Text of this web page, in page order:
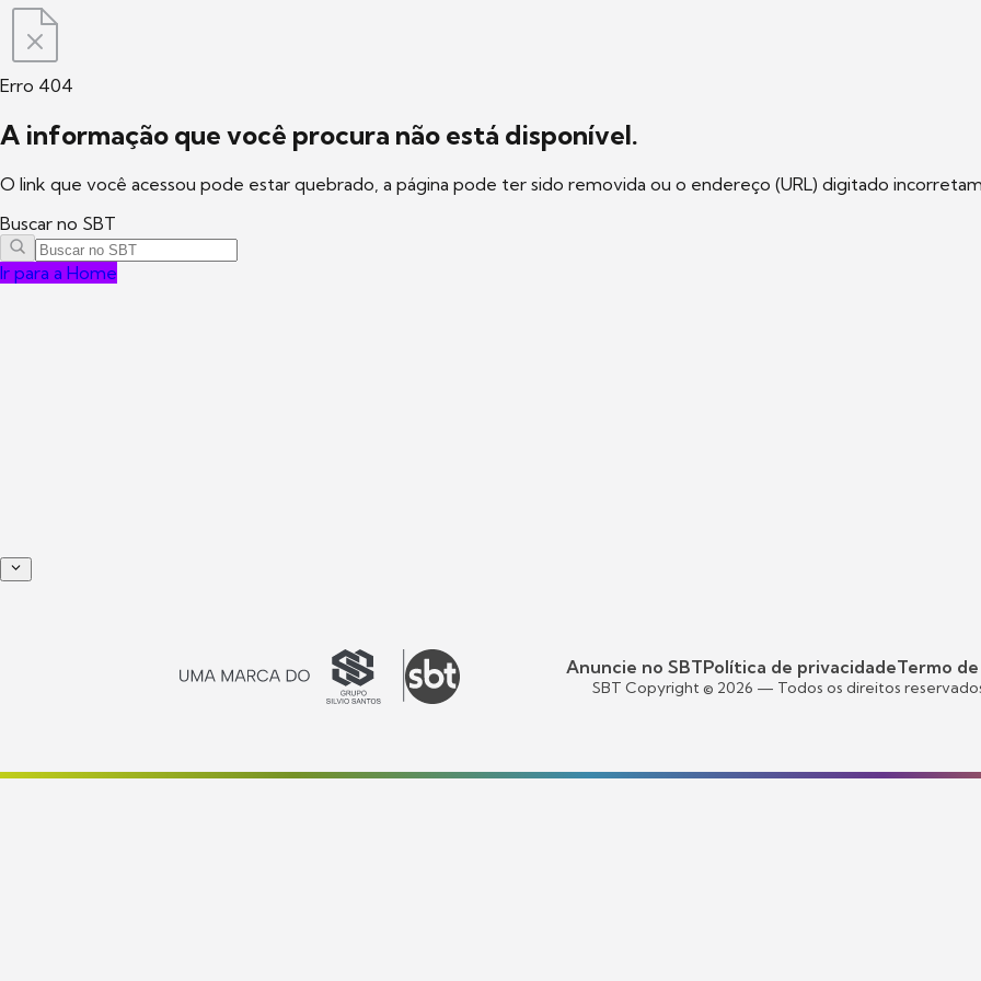
Erro 404
A informação que você procura não está disponível.
O link que você acessou pode estar quebrado, a página pode ter sido removida ou o endereço (URL) digitado
Buscar no SBT
Ir para a Home
Anuncie no SBTPolítica de privacidadeTermo de
SBT Copyright © 2026 — Todos os direitos